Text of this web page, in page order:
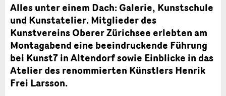
Alles unter einem Dach: Galerie, Kunstschule
und Kunstatelier. Mitglieder des
Kunstvereins Oberer Zürichsee erlebten am
Montagabend eine beeindruckende Führung
bei Kunst7 in Altendorf sowie Einblicke in das
Atelier des renommierten Künstlers Henrik
Frei Larsson.